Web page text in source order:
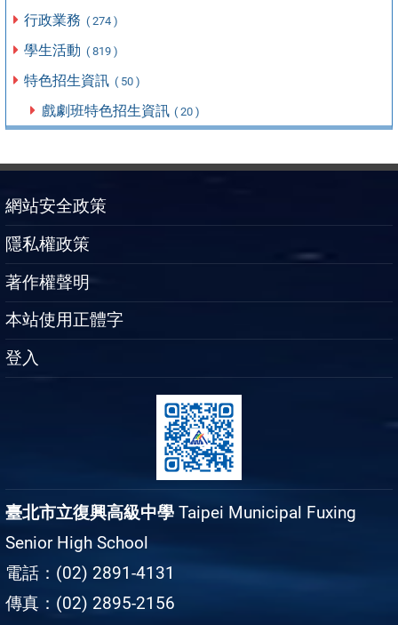
行政業務 ( 274 )
學生活動 ( 819 )
特色招生資訊 ( 50 )
戲劇班特色招生資訊 ( 20 )
網站安全政策
隱私權政策
著作權聲明
本站使用正體字
登入
臺北市立復興高級中學 Taipei Municipal Fuxing
Senior High School
電話：(02) 2891-4131
傳真：(02) 2895-2156